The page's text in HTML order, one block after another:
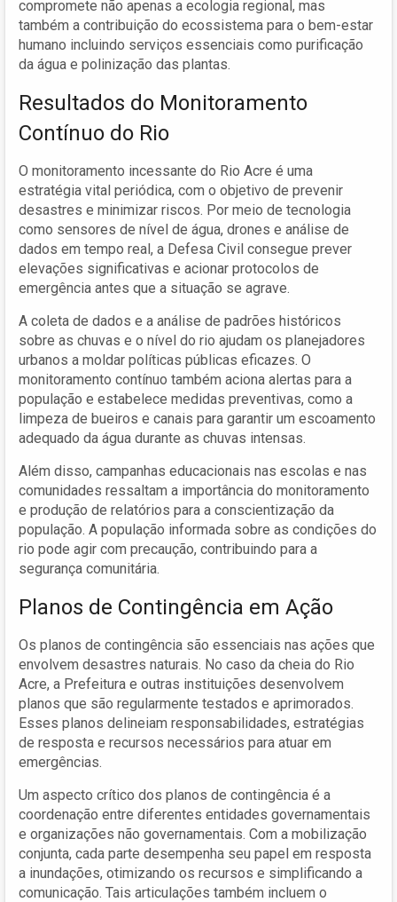
compromete não apenas a ecologia regional, mas
também a contribuição do ecossistema para o bem-estar
humano incluindo serviços essenciais como purificação
da água e polinização das plantas.
Resultados do Monitoramento
Contínuo do Rio
O monitoramento incessante do Rio Acre é uma
estratégia vital periódica, com o objetivo de prevenir
desastres e minimizar riscos. Por meio de tecnologia
como sensores de nível de água, drones e análise de
dados em tempo real, a Defesa Civil consegue prever
elevações significativas e acionar protocolos de
emergência antes que a situação se agrave.
A coleta de dados e a análise de padrões históricos
sobre as chuvas e o nível do rio ajudam os planejadores
urbanos a moldar políticas públicas eficazes. O
monitoramento contínuo também aciona alertas para a
população e estabelece medidas preventivas, como a
limpeza de bueiros e canais para garantir um escoamento
adequado da água durante as chuvas intensas.
Além disso, campanhas educacionais nas escolas e nas
comunidades ressaltam a importância do monitoramento
e produção de relatórios para a conscientização da
população. A população informada sobre as condições do
rio pode agir com precaução, contribuindo para a
segurança comunitária.
Planos de Contingência em Ação
Os planos de contingência são essenciais nas ações que
envolvem desastres naturais. No caso da cheia do Rio
Acre, a Prefeitura e outras instituições desenvolvem
planos que são regularmente testados e aprimorados.
Esses planos delineiam responsabilidades, estratégias
de resposta e recursos necessários para atuar em
emergências.
Um aspecto crítico dos planos de contingência é a
coordenação entre diferentes entidades governamentais
e organizações não governamentais. Com a mobilização
conjunta, cada parte desempenha seu papel em resposta
a inundações, otimizando os recursos e simplificando a
comunicação. Tais articulações também incluem o